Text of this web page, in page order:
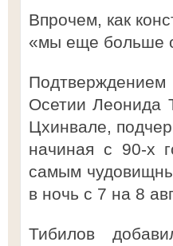
Впрочем, как
«мы еще больше
Осетии Леонида
Цхинвале,
начиная с 90-х
самым
в ночь с 7 на 8
Тибилов